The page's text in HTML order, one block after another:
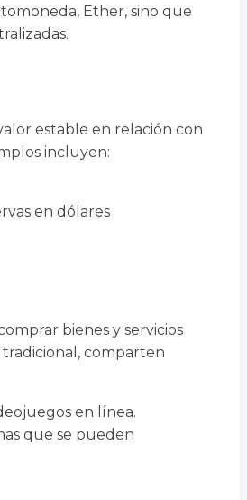
Ether, sino que
estable en relación con
incluyen:
en dólares
bienes y servicios
comparten
en línea.
que se pueden